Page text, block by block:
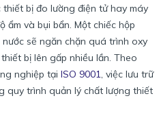
bị đo lường điện tử hay máy
ẩm và bụi bẩn. Một chiếc hộp
sẽ ngăn chặn quá trình oxy
bị lên gấp nhiều lần. Theo
nghiệp tại ISO 9001, việc lưu trữ
quy trình quản lý chất lượng thiết